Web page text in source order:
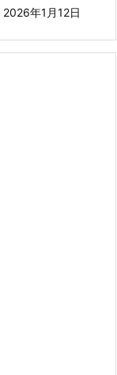
2026年1月12日